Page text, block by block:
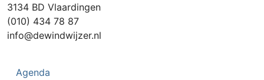
3134 BD Vlaardingen
(010) 434 78 87
info@dewindwijzer.nl
Agenda